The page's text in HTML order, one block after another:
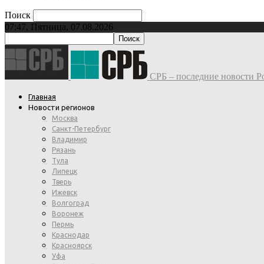
Поиск
07:47, Пятница, 07.08.2026
СРБ – последние новости
Главная
Новости регионов
Москва
Санкт-Петербург
Владимир
Рязань
Тула
Липецк
Тверь
Ижевск
Волгоград
Воронеж
Пермь
Краснодар
Красноярск
Уфа